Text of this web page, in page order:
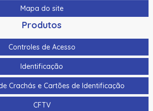
Mapa do site
Produtos
Controles de Acesso
Identificação
Crachás e Cartões de Identificação
CFTV